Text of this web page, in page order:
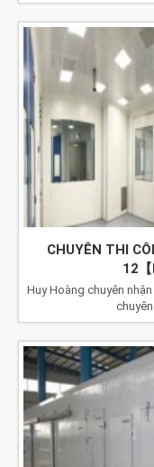
CHUYÊN THI
12【
Huy Hoàng chuyên
chuyên